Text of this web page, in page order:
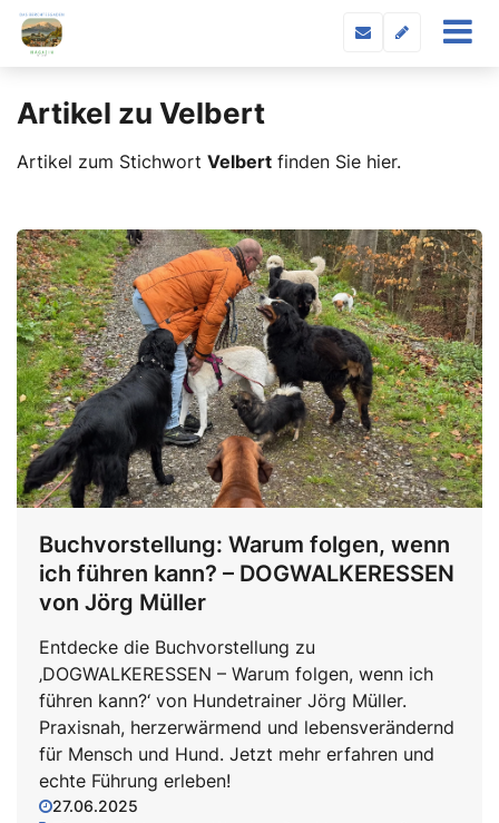
Artikel zu Velbert
Artikel zum Stichwort Velbert finden Sie hier.
Buchvorstellung: Warum folgen, wenn
ich führen kann? – DOGWALKERESSEN
von Jörg Müller
Entdecke die Buchvorstellung zu
‚DOGWALKERESSEN – Warum folgen, wenn ich
führen kann?‘ von Hundetrainer Jörg Müller.
Praxisnah, herzerwärmend und lebensverändernd
für Mensch und Hund. Jetzt mehr erfahren und
echte Führung erleben!
27.06.2025